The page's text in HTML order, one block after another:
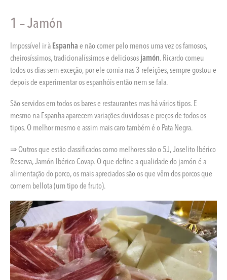
1 – Jamón
Impossível ir à Espanha e não comer pelo menos uma vez os famosos,
cheirosíssimos, tradicionalíssimos e deliciosos jamón. Ricardo comeu
todos os dias sem exceção, por ele comia nas 3 refeições, sempre gostou e
depois de experimentar os espanhóis então nem se fala.
São servidos em todos os bares e restaurantes mas há vários tipos. E
mesmo na Espanha aparecem variações duvidosas e preços de todos os
tipos. O melhor mesmo e assim mais caro também é o Pata Negra.
⇒ Outros que estão classificados como melhores são o 5J, Joselito Ibérico
Reserva, Jamón Ibérico Covap. O que define a qualidade do jamón é a
alimentação do porco, os mais apreciados são os que vêm dos porcos que
comem bellota (um tipo de fruto).